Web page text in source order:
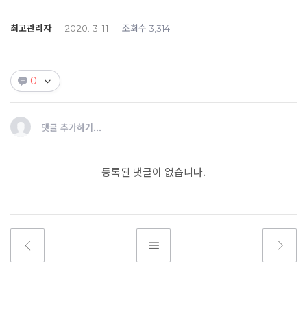
최고관리자 2020. 3. 11 조회수 3,314
0
댓글 추가하기...
등록된 댓글이 없습니다.